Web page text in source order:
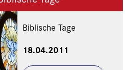
Biblische Tage
18.04.2011